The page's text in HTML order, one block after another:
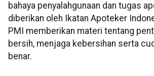
bahaya penyalahgunaan dan tugas
diberikan oleh Ikatan Apoteker
PMI memberikan materi tentang
bersih, menjaga kebersihan serta
benar.